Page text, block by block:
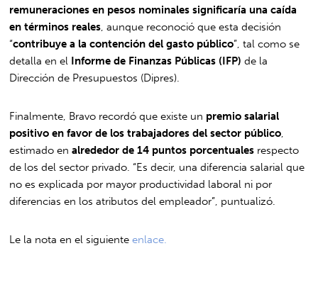
remuneraciones en pesos nominales significaría una caída
en términos reales , aunque reconoció que esta decisión
“contribuye a la contención del gasto público”, tal como se
detalla en el Informe de Finanzas Públicas (IFP) de la
Dirección de Presupuestos (Dipres).
Finalmente, Bravo recordó que existe un premio salarial
positivo en favor de los trabajadores del sector público
estimado enalrededor de 14 puntos porcentuales respecto
de los del sector privado. “Es decir, una diferencia salarial que
no es explicada por mayor productividad laboral ni por
diferencias en los atributos del empleador”, puntualizó.
Le la nota en el siguienteenlace.